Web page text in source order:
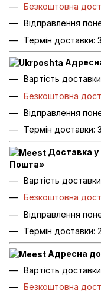
Безкоштовна
Відправлення
Термін доставки:
Вартість
Безкоштовна
Відправлення
Термін доставки:
Доставка у
Пошта»
Вартість
Безкоштовна
Відправлення
Термін доставки:
Адресна
Вартість
Безкоштовна